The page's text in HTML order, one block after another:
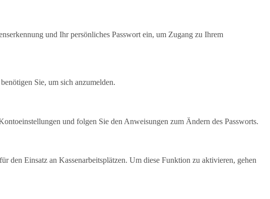
und Ihr persönliches Passwort ein, um Zugang zu Ihrem
Sie, um sich anzumelden.
und folgen Sie den Anweisungen zum Ändern des Passworts.
Einsatz an Kassenarbeitsplätzen. Um diese Funktion zu aktivieren, gehen